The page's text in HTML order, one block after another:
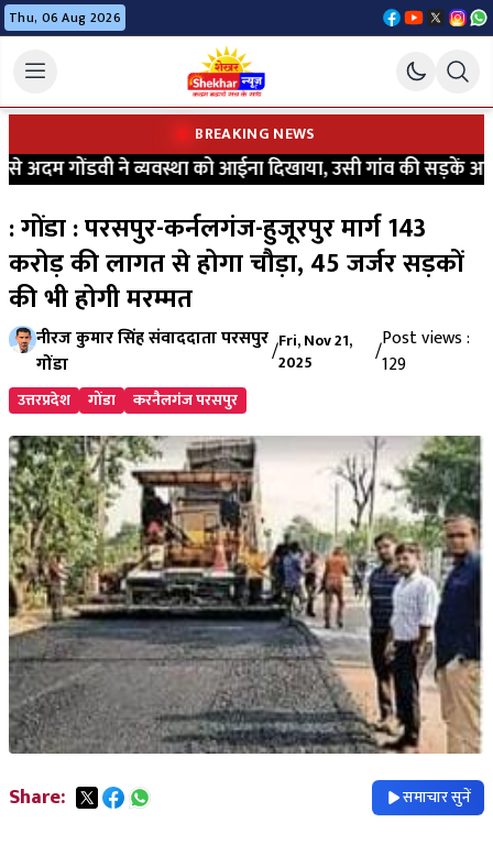
Thu, 06 Aug 2026
BREAKING NEWS
गोंडवी ने व्यवस्था को आईना दिखाया, उसी गांव की सड़कें आज
: गोंडा : परसपुर-कर्नलगंज-हुजूरपुर मार्ग 143
करोड़ की लागत से होगा चौड़ा, 45 जर्जर सड़कों
की भी होगी मरम्मत
नीरज कुमार सिंह संवाददाता परसपुर
गोंडा
/Fri, Nov 21,
2025
/Post views :
129
उत्तरप्रदेश गोंडा करनैलगंज परसपुर
Share: समाचार सुनें